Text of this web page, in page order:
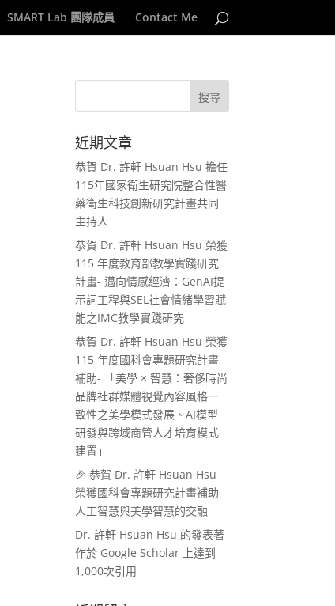
SMART Lab 團隊成員 Contact Me
近期文章
恭賀 Dr. 許軒 Hsuan Hsu 擔任
115年國家衛生研究院整合性醫
藥衛生科技創新研究計畫共同
主持人
恭賀 Dr. 許軒 Hsuan Hsu 榮獲
115 年度教育部教學實踐研究
計畫- 邁向情感經濟：GenAI提
示詞工程與SEL社會情緒學習賦
能之IMC教學實踐研究
恭賀 Dr. 許軒 Hsuan Hsu 榮獲
115 年度國科會專題研究計畫
補助- 「美學 × 智慧：奢侈時尚
品牌社群媒體視覺內容風格一
致性之美學模式發展、AI模型
研發與跨域商管人才培育模式
建置」
🎉 恭賀 Dr. 許軒 Hsuan Hsu
榮獲國科會專題研究計畫補助-
人工智慧與美學智慧的交融
Dr. 許軒 Hsuan Hsu 的發表著
作於 Google Scholar 上達到
1,000次引用